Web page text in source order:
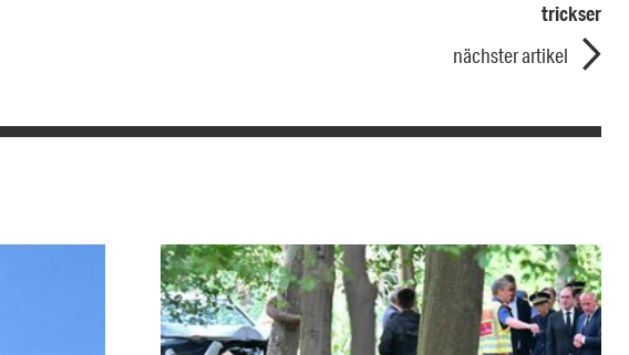
trickser
nächster artikel